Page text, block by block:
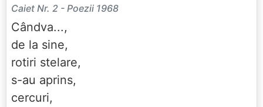
Caiet Nr. 2 - Poezii 1968
Cândva...,
de la sine,
rotiri stelare,
s-au aprins,
cercuri,